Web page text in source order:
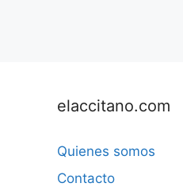
elaccitano.com
Quienes somos
Contacto